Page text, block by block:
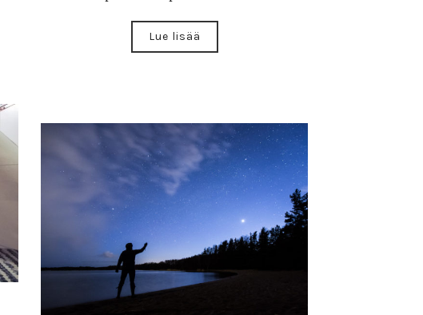
Lue lisää